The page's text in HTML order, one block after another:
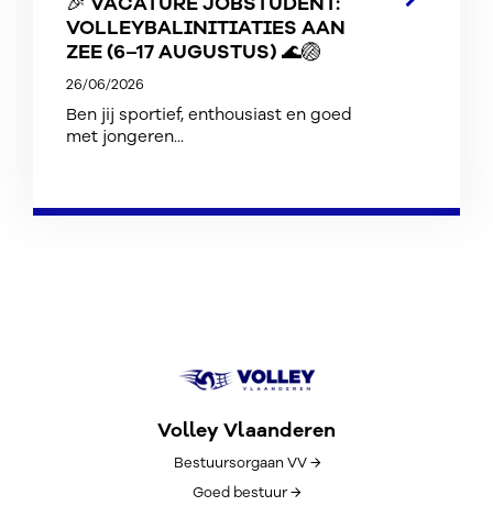
VOLLEYBALINITIATIES AAN
ZEE (6–17 AUGUSTUS) 🌊🏐
26/06/2026
Ben jij sportief, enthousiast en goed
met jongeren...
Volley Vlaanderen
Bestuursorgaan VV →
Goed bestuur →